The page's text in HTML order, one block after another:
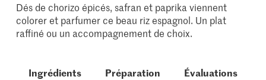
Dés de chorizo épicés, safran et paprika viennent
colorer et parfumer ce beau riz espagnol. Un plat
raffiné ou un accompagnement de choix.
Ingrédients Préparation Évaluations